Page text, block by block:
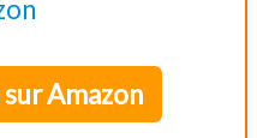
Amazon